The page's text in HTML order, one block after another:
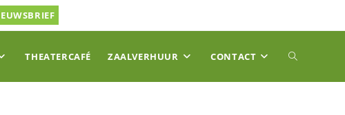
THEATERCAFÉ ZAALVERHUUR CONTACT TOGGLE